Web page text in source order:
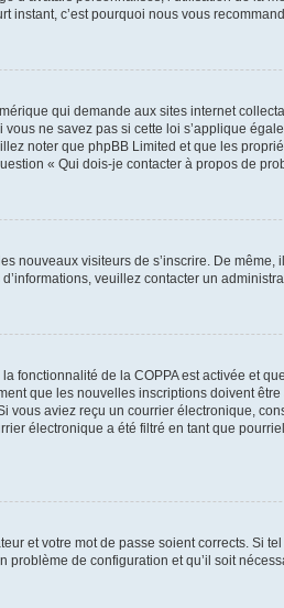
instant, c’est pourquoi nous vous
qui demande aux sites internet
ne savez pas si cette loi s’applique
noter que phpBB Limited et que les
« Qui dois-je contacter à propos de
nouveaux visiteurs de s’inscrire. De
veuillez contacter un
fonctionnalité de la COPPA est activée et
que les nouvelles inscriptions doivent
aviez reçu un courrier électronique,
électronique a été filtré en tant que
et votre mot de passe soient corrects. Si
de configuration et qu’il soit